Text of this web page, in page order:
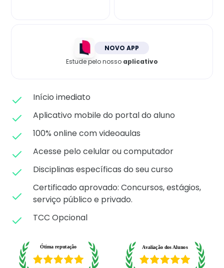
NOVO APP
Estude pelo nosso aplicativo
Início imediato
Aplicativo mobile do portal do aluno
100% online com videoaulas
Acesse pelo celular ou computador
Disciplinas específicas do seu curso
Certificado aprovado: Concursos, estágios,
serviço público e privado.
TCC Opcional